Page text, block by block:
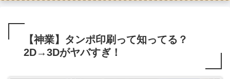
【神業】タンポ印刷って知ってる？
2D→3Dがヤバすぎ！